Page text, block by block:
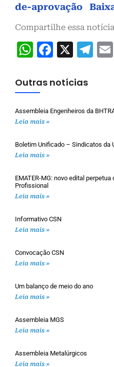
de-aprovação
Compartilhe essa
WhatsApp
X
Outras notícias
Assembleia Engenheiros da
Leia mais »
Boletim Unificado – Sindicatos da
Leia mais »
EMATER-MG: novo edital
Profissional
Leia mais »
Informativo CSN
Leia mais »
Convocação CSN
Leia mais »
Um balanço de meio do ano
Leia mais »
Assembleia MGS
Leia mais »
Assembleia Metalúrgicos
Leia mais »